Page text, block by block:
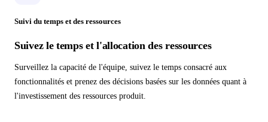
Suivi du temps et des ressources
Suivez le temps et l'allocation des ressources
Surveillez la capacité de l'équipe, suivez le temps consacré aux
fonctionnalités et prenez des décisions basées sur les données quant à
l'investissement des ressources produit.